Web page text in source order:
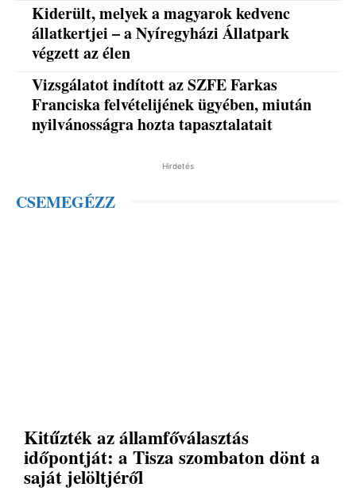
Kiderült, melyek a magyarok kedvenc
állatkertjei – a Nyíregyházi Állatpark
végzett az élen
Vizsgálatot indított az SZFE Farkas
Franciska felvételijének ügyében, miután
nyilvánosságra hozta tapasztalatait
Hirdetés
CSEMEGÉZZ
Kitűzték az államfőválasztás
időpontját: a Tisza szombaton dönt a
saját jelöltjéről